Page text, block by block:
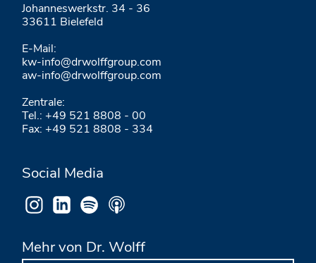
Johanneswerkstr. 34 - 36
33611 Bielefeld
E-Mail:
kw-info@drwolffgroup.com
aw-info@drwolffgroup.com
Zentrale:
Tel.: +49 521 8808 - 00
Fax: +49 521 8808 - 334
Social Media
Mehr von Dr. Wolff